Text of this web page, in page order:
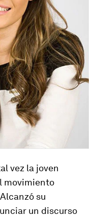
vez la joven
movimiento
su
un discurso